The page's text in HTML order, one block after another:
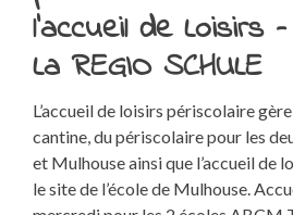
l’accueil de Loisirs
La REGIO SCHULE
L’accueil de loisirs périscolaire
cantine, du périscolaire pour les
et Mulhouse ainsi que l’accueil de
le site de l’école de Mulhouse.